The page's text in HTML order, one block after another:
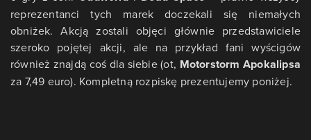
reprezentanci tych marek doczekali się niemałych
obniżek. Akcją zostali objęci głównie przedstawiciele
szeroko pojętej akcji, ale na przykład fani wyścigów
również znajdą coś dla siebie (ot, Motorstorm Apokalipsa
za 7,49 euro). Kompletną rozpiskę prezentujemy poniżej.